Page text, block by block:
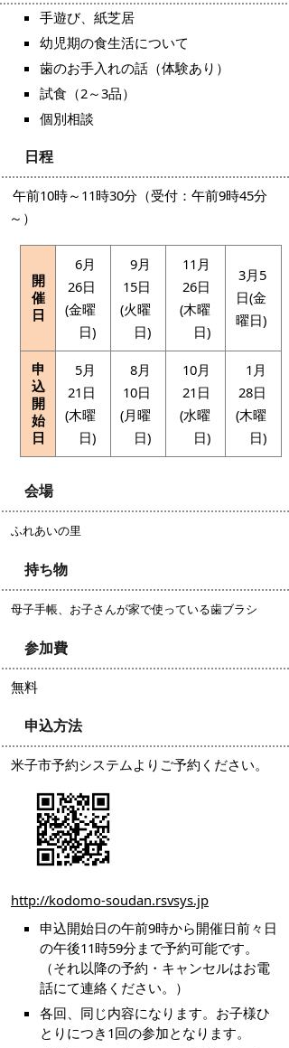
手遊び、紙芝居
幼児期の食生活について
歯のお手入れの話（体験あり）
試食（2～3品）
個別相談
日程
午前10時～11時30分（受付：午前9時45分
～）
開
催
日
6月
26日
(金曜
日)
9月
15日
(火曜
日)
11月
26日
(木曜
日)
3月5
日(金
曜日)
申
込
開
始
日
5月
21日
(木曜
日)
8月
10日
(月曜
日)
10月
21日
(水曜
日)
1月
28日
(木曜
日)
会場
ふれあいの里
持ち物
母子手帳、お子さんが家で使っている歯ブラシ
参加費
無料
申込方法
米子市予約システムよりご予約ください。
http://kodomo-soudan.rsvsys.jp
申込開始日の午前9時から開催日前々日
の午後11時59分まで予約可能です。
（それ以降の予約・キャンセルはお電
話にて連絡ください。）
各回、同じ内容になります。お子様ひ
とりにつき1回の参加となります。